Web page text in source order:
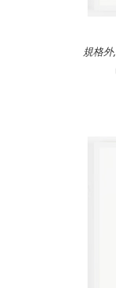
規格外,